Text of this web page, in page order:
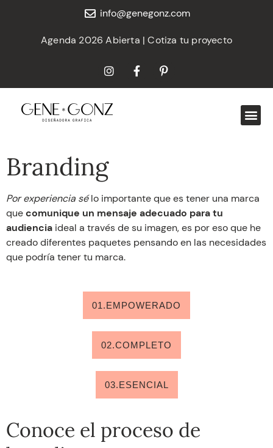
info@genegonz.com
Agenda 2026 Abierta | Cotiza tu proyecto
Branding
Por experiencia sélo importante que es tener una marca
quecomunique un mensaje adecuado para tu
audiencia ideal a través de su imagen, es por eso que he
creado diferentes paquetes pensando en las necesidades
que podría tener tu marca.
01.EMPOWERADO
02.COMPLETO
03.ESENCIAL
Conoce el proceso de